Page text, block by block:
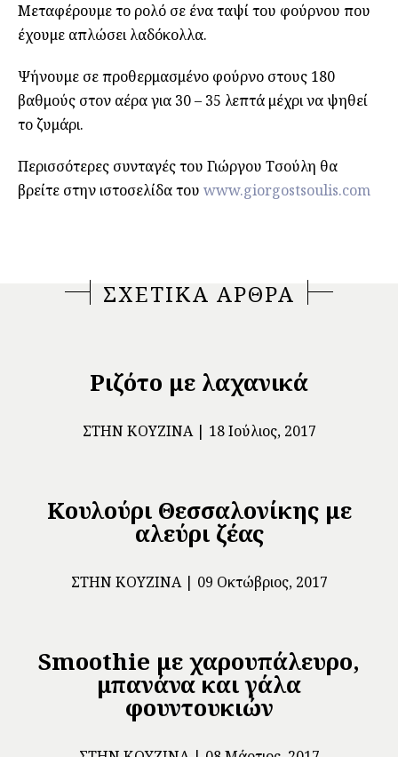
Μεταφέρουμε το ρολό σε ένα ταψί του φούρνου που
έχουμε απλώσει λαδόκολλα.
Ψήνουμε σε προθερμασμένο φούρνο στους 180
βαθμούς στον αέρα για 30 – 35 λεπτά μέχρι να ψηθεί
το ζυμάρι.
Περισσότερες συνταγές του Γιώργου Τσούλη θα
βρείτε στην ιστοσελίδα του www.giorgostsoulis.com
ΣΧΕΤΙΚΑ ΑΡΘΡΑ
Ριζότο με λαχανικά
ΣΤΗΝ ΚΟΥΖΊΝΑ 18 Ιούλιος, 2017
Κουλούρι Θεσσαλονίκης με
αλεύρι ζέας
ΣΤΗΝ ΚΟΥΖΊΝΑ 09 Οκτώβριος, 2017
Smoothie με χαρουπάλευρο,
μπανάνα και γάλα
φουντουκιών